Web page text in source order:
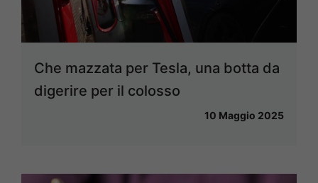
Che mazzata per Tesla, una botta da
digerire per il colosso
10 Maggio 2025